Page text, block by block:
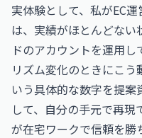
実体験として、私がEC
は、実績がほとんどな
ドのアカウントを運用
リズム変化のときにこ
いう具体的な数字を提
して、自分の手元で再
が在宅ワークで信頼を勝